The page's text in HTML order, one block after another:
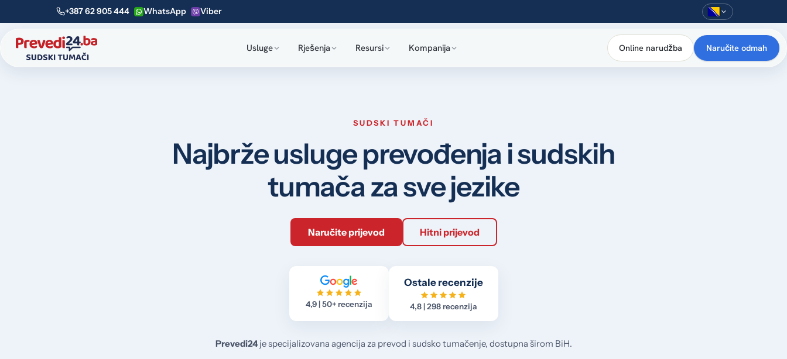
+387 62 905 444 WhatsApp Viber
Usluge Rješenja Resursi Kompanija Online narudžba Naručite odmah
SUDSKI TUMAČI
Najbrže usluge prevođenja i sudskih
tumača za sve jezike
Naručite prijevod Hitni prijevod
4,9 | 50+ recenzija
Ostale recenzije
4,8 | 298 recenzija
Prevedi24je specijalizovana agencija za prevod i sudsko tumačenje, dostupna širom BiH.